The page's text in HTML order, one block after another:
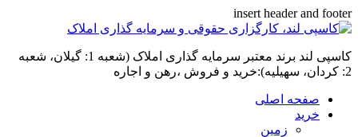
insert header and footer
کاسپی لند برند معتبر سرمایه گذاری املاک (شعبه 1: گیلان، شعبه
2: کردان، سهیلیه):خرید و فروش ،رهن و اجاره
صفحه اصلی
خرید
زمین